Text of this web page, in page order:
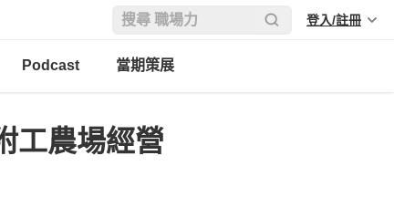
登入/註冊
Podcast 當期策展
工農場經營